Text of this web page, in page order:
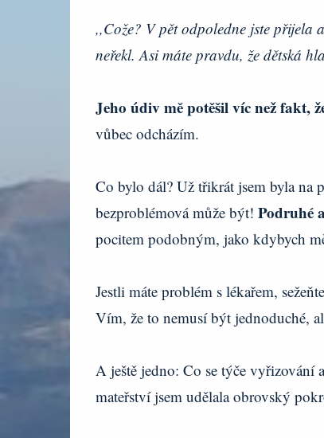
,,Cože? V pět odpoledne jste přijela
neřekl. Asi máte pravdu, že dětská
Jeho údiv mě potěšil víc než fakt,
vůbec odcházím.
Co bylo dál? Už třikrát jsem byla na
bezproblémová může být! Podruhé
pocitem podobným, jako kdybych
Jestli máte problém s lékařem,
Vím, že to nemusí být jednoduché,
A ještě jedno: Co se týče vyřizování
mateřství jsem udělala obrovský